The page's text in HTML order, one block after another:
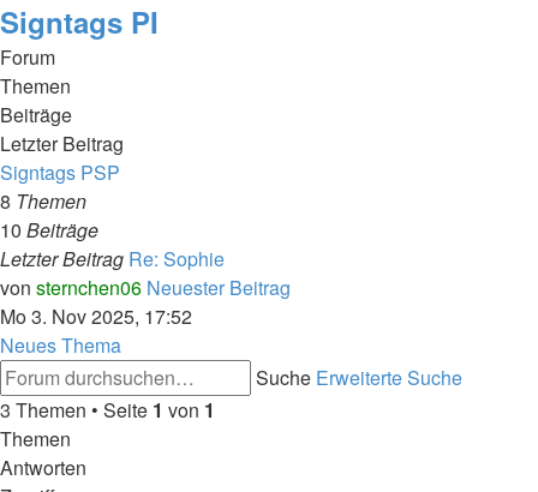
Signtags PI
Forum
Themen
Beiträge
Letzter Beitrag
Signtags PSP
8 Themen
10 Beiträge
Letzter Beitrag Re: Sophie
von sternchen06 Neuester Beitrag
Mo 3. Nov 2025, 17:52
Neues Thema
Suche Erweiterte Suche
3 Themen • Seite 1 von 1
Themen
Antworten